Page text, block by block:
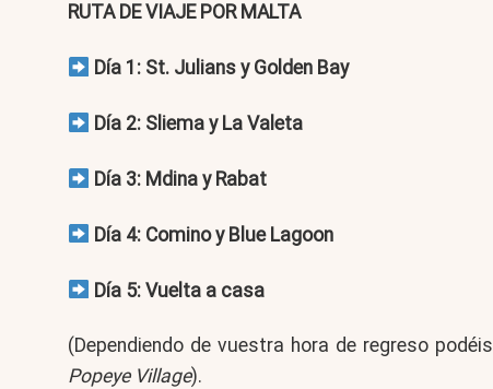
RUTA DE VIAJE POR MALTA
Día 1: St. Julians y Golden Bay
Día 2: Sliema y La Valeta
Día 3: Mdina y Rabat
Día 4: Comino y Blue Lagoon
Día 5: Vuelta a casa
(Dependiendo de vuestra hora de regreso
Popeye Village).